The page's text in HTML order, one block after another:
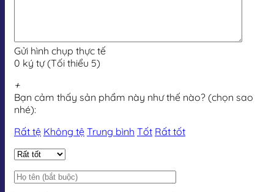
Gửi hình chụp thực tế
0 ký tự (Tối thiểu 5)
+
Bạn cảm thấy sản phẩm này như thế nào? (chọn sao
nhé):
Rất tệ Không tệ Trung bình Tốt Rất tốt